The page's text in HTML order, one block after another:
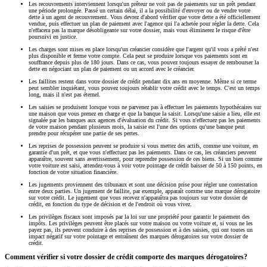
Les recouvrements interviennent lorsqu'un prêteur ne voit pas de paiements sur un prêt pendant
une période prolongée. Passé un certain délai, il a la possibilité d'envoyer ou de vendre votre
dette à un agent de recouvrement. Vous devrez d'abord vérifier que votre dette a été officiellement
vendue, puis effectuer un plan de paiement avec l'agence qui l'a achetée pour régler la dette. Cela
n'effacera pas la marque désobligeante sur votre dossier, mais vous éliminerez le risque d'être
poursuivi en justice.
Les charges sont mises en place lorsqu'un créancier considère que l'argent qu'il vous a prêté n'est
plus disponible et ferme votre compte. Cela peut se produire lorsque vos paiements sont en
souffrance depuis plus de 180 jours. Dans ce cas, vous pouvez toujours essayer de rembourser la
dette en négociant un plan de paiement ou un accord avec le créancier.
Les faillites restent dans votre dossier de crédit pendant dix ans en moyenne. Même si ce terme
peut sembler inquiétant, vous pouvez toujours rétablir votre crédit avec le temps. C'est un temps
long, mais il n'est pas éternel.
Les saisies se produisent lorsque vous ne parvenez pas à effectuer les paiements hypothécaires sur
une maison que vous prenez en charge et que la banque la saisit. Lorsqu'une saisie a lieu, elle est
signalée par les banques aux agences d'évaluation du crédit. Si vous n'effectuez pas les paiements
de votre maison pendant plusieurs mois, la saisie est l'une des options qu'une banque peut
prendre pour récupérer une partie de ses pertes.
Les reprises de possession peuvent se produire si vous mettez des actifs, comme une voiture, en
garantie d'un prêt, et que vous n'effectuez pas les paiements. Dans ce cas, les créanciers peuvent
apparaître, souvent sans avertissement, pour reprendre possession de ces biens. Si un bien comme
votre voiture est saisi, attendez-vous à voir votre pointage de crédit baisser de 50 à 150 points, en
fonction de votre situation financière.
Les jugements proviennent des tribunaux et sont une décision prise pour régler une contestation
entre deux parties. Un jugement de faillite, par exemple, apparaît comme une marque dérogatoire
sur votre crédit. Le jugement que vous recevez n'apparaîtra pas toujours sur votre dossier de
crédit, en fonction du type de décision et de l'endroit où vous vivez.
Les privilèges fiscaux sont imposés par la loi sur une propriété pour garantir le paiement des
impôts. Les privilèges peuvent être placés sur votre maison ou votre voiture et, si vous ne les
payez pas, ils peuvent conduire à des reprises de possession et à des saisies, qui ont toutes un
impact négatif sur votre pointage et entraînent des marques dérogatoires sur votre dossier de
crédit.
Comment vérifier si votre dossier de crédit comporte des marques dérogatoires?